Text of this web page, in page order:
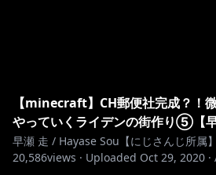
Special Thanks !!!
【minecraft】CH郵便社完成？！
やっていくライデンの街作り⑤【早
早瀬 走 / Hayase Sou【にじさんじ所属】
20,586views · Uploaded Oct 29, 2020 ·